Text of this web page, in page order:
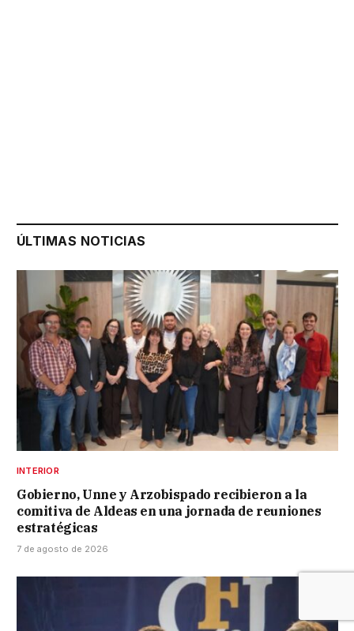
ÚLTIMAS NOTICIAS
INTERIOR
Gobierno, Unne y Arzobispado recibieron a la
comitiva de Aldeas en una jornada de reuniones
estratégicas
7 de agosto de 2026